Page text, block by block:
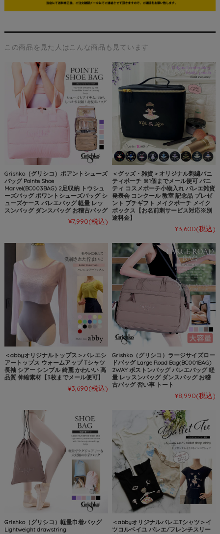
この商品を見た人はこんな商品も見ています
Grishko（グリシコ）ポアントシューズ
バッグ Pointe Shoe
Marvel(BC003BAG) 2足収納 トウシュ
ーズバッグ ポワントシューズバッグ シ
ューズケース バレエバッグ 軽量 レッ
スンバッグ ダンスバッグ お稽古バッグ
¥7,990(税込)
＜グッズ・雑貨＞オリジナル刺繍バニ
ティポーチ ※1個までメール便可 バニ
ティ コスメポーチ小物入れ バレエ雑貨
発表会 コンクール 教室 記念品 プレゼ
ント プチギフト メイクポーチ メイク
ボックス【お名前刺サービス対応※別
途料金】
¥3,600(税込)
＜abbyオリジナルトップス＞バレエシ
アートップス ウォームアップ Tシャツ
長袖 シアー シンプル 綺麗 かわいい 高
品質 伸縮素材【3枚までメール便可】
¥3,690(税込)
Grishko（グリシコ）ラージサイズロー
ドバッグ Large Road Bag(BC001BAG)
2WAY ボストンバッグ バレエバッグ 軽
量 レッスンバッグ ダンスバッグ お稽
古バッグ 習い事 トート
¥8,990(税込)
Grishko（グリシコ）軽量巾着バッグ
Lightweight drawstring
＜abbyオリジナルバレエTシャツ＞イ
ツコルベイユ バレエ/フレンチスリー